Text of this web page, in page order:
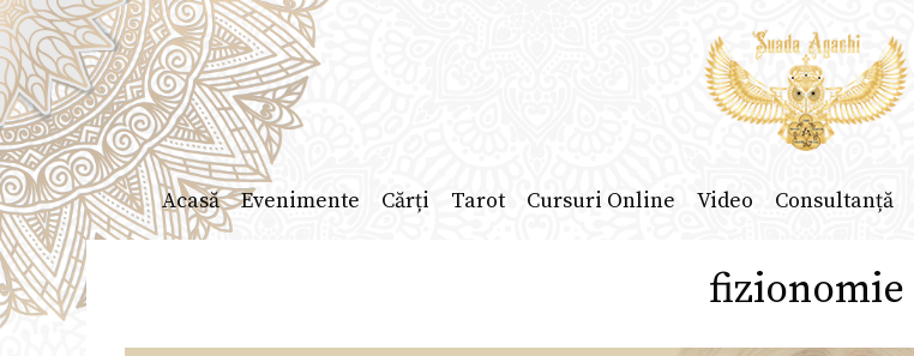
Sari
la
conținut
Acasă Evenimente Cărți Tarot Cursuri Online Video Consultanță
fizionomie